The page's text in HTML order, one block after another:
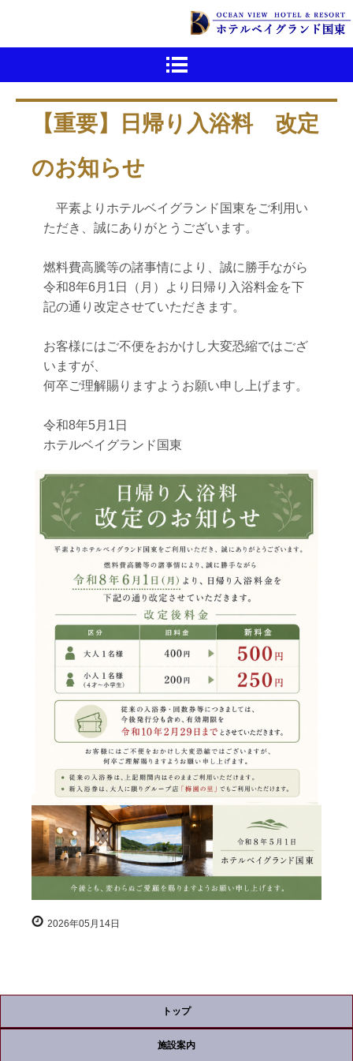
【重要】日帰り入浴料 改定
のお知らせ
平素よりホテルベイグランド国東をご利用い
ただき、誠にありがとうございます。
燃料費高騰等の諸事情により、誠に勝手ながら
令和8年6月1日（月）より日帰り入浴料金を下
記の通り改定させていただきます。
お客様にはご不便をおかけし大変恐縮ではござ
いますが、
何卒ご理解賜りますようお願い申し上げます。
令和8年5月1日
ホテルベイグランド国東
2026年05月14日
トップ
施設案内